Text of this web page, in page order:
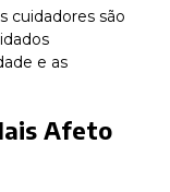
cuidadores são
e as
Afeto